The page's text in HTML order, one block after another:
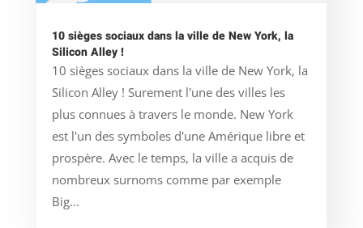
10 sièges sociaux dans la ville de New York, la
Silicon Alley !
10 sièges sociaux dans la ville de New York, la
Silicon Alley ! Surement l'une des villes les
plus connues à travers le monde. New York
est l'un des symboles d'une Amérique libre et
prospère. Avec le temps, la ville a acquis de
nombreux surnoms comme par exemple
Big...